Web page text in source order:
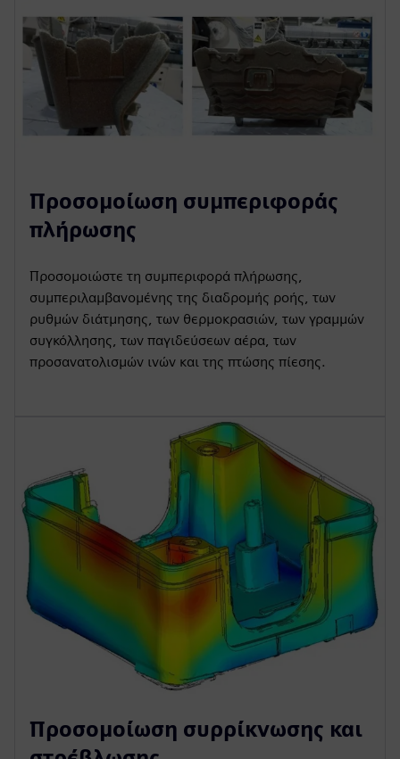
Προσομοίωση συμπεριφοράς
πλήρωσης
Προσομοιώστε τη συμπεριφορά πλήρωσης,
συμπεριλαμβανομένης της διαδρομής ροής, των
ρυθμών διάτμησης, των θερμοκρασιών, των γραμμών
συγκόλλησης, των παγιδεύσεων αέρα, των
προσανατολισμών ινών και της πτώσης πίεσης.
Προσομοίωση συρρίκνωσης και